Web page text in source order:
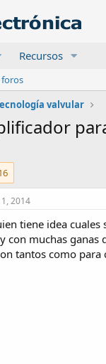
Recursos
foros
valvular
2014
tiene idea
con muchas
tantos como para